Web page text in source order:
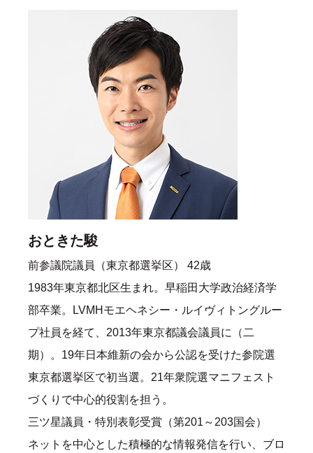
おときた駿
前参議院議員（東京都選挙区） 42歳
1983年東京都北区生まれ。早稲田大学政治経済学
部卒業。LVMHモエヘネシー・ルイヴィトングルー
プ社員を経て、2013年東京都議会議員に（二
期）。19年日本維新の会から公認を受けた参院選
東京都選挙区で初当選。21年衆院選マニフェスト
づくりで中心的役割を担う。
三ツ星議員・特別表彰受賞（第201～203国会）
ネットを中心とした積極的な情報発信を行い、ブロ